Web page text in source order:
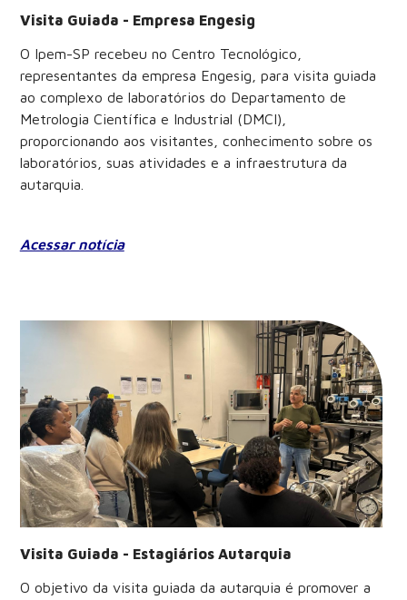
Visita Guiada - Empresa Engesig
O Ipem-SP recebeu no Centro Tecnológico,
representantes da empresa Engesig, para visita guiada
ao complexo de laboratórios do Departamento de
Metrologia Científica e Industrial (DMCI),
proporcionando aos visitantes, conhecimento sobre os
laboratórios, suas atividades e a infraestrutura da
autarquia.
Acessar notícia
Visita Guiada - Estagiários Autarquia
O objetivo da visita guiada da autarquia é promover a